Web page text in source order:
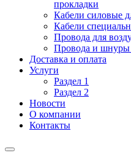
прокладки
Кабели силовые
Кабели
Провода для
Провода и шнуры
Доставка и оплата
Услуги
Раздел 1
Раздел 2
Новости
О компании
Контакты